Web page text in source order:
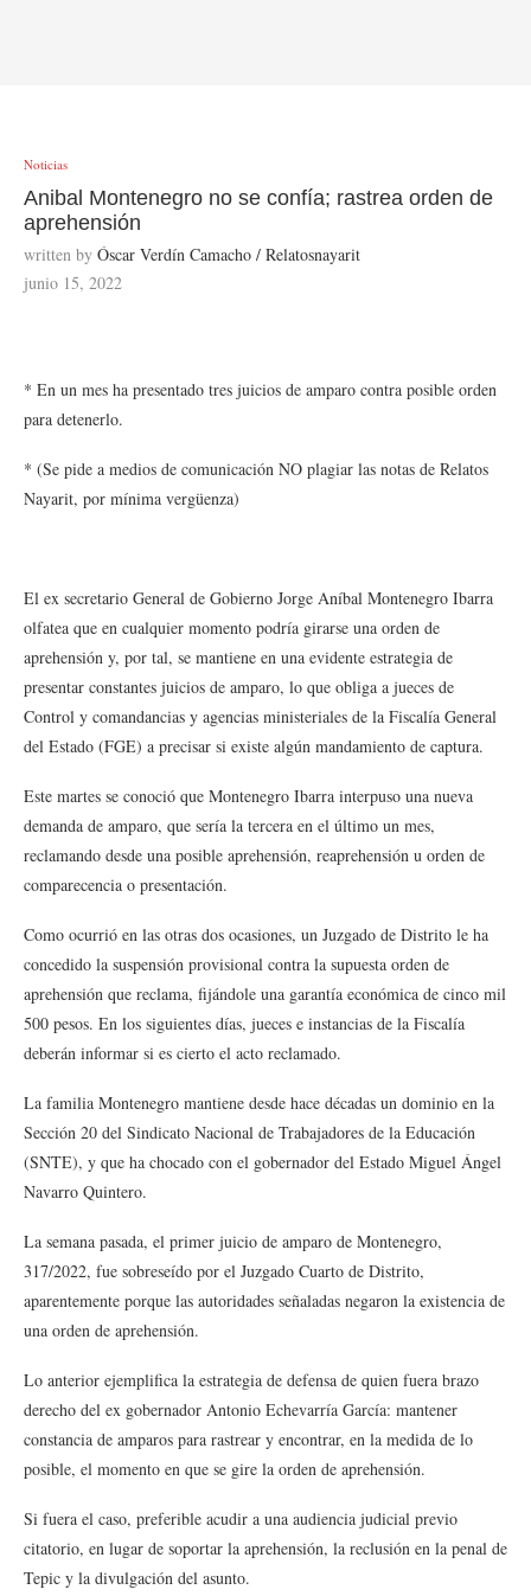
Noticias
Anibal Montenegro no se confía; rastrea orden de
aprehensión
written by Óscar Verdín Camacho / Relatosnayarit
junio 15, 2022
* En un mes ha presentado tres juicios de amparo contra posible orden
para detenerlo.
* (Se pide a medios de comunicación NO plagiar las notas de Relatos
Nayarit, por mínima vergüenza)
El ex secretario General de Gobierno Jorge Aníbal Montenegro Ibarra
olfatea que en cualquier momento podría girarse una orden de
aprehensión y, por tal, se mantiene en una evidente estrategia de
presentar constantes juicios de amparo, lo que obliga a jueces de
Control y comandancias y agencias ministeriales de la Fiscalía General
del Estado (FGE) a precisar si existe algún mandamiento de captura.
Este martes se conoció que Montenegro Ibarra interpuso una nueva
demanda de amparo, que sería la tercera en el último un mes,
reclamando desde una posible aprehensión, reaprehensión u orden de
comparecencia o presentación.
Como ocurrió en las otras dos ocasiones, un Juzgado de Distrito le ha
concedido la suspensión provisional contra la supuesta orden de
aprehensión que reclama, fijándole una garantía económica de cinco mil
500 pesos. En los siguientes días, jueces e instancias de la Fiscalía
deberán informar si es cierto el acto reclamado.
La familia Montenegro mantiene desde hace décadas un dominio en la
Sección 20 del Sindicato Nacional de Trabajadores de la Educación
(SNTE), y que ha chocado con el gobernador del Estado Miguel Ángel
Navarro Quintero.
La semana pasada, el primer juicio de amparo de Montenegro,
317/2022, fue sobreseído por el Juzgado Cuarto de Distrito,
aparentemente porque las autoridades señaladas negaron la existencia de
una orden de aprehensión.
Lo anterior ejemplifica la estrategia de defensa de quien fuera brazo
derecho del ex gobernador Antonio Echevarría García: mantener
constancia de amparos para rastrear y encontrar, en la medida de lo
posible, el momento en que se gire la orden de aprehensión.
Si fuera el caso, preferible acudir a una audiencia judicial previo
citatorio, en lugar de soportar la aprehensión, la reclusión en la penal de
Tepic y la divulgación del asunto.